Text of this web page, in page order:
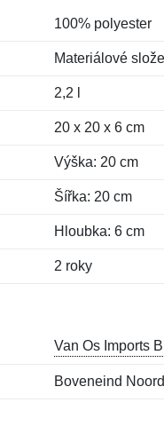
100% polyester
Materiálové
2,2 l
20 x 20 x 6 cm
Výška: 20 cm
Šířka: 20 cm
Hloubka: 6 cm
2 roky
Van Os Imports
Boveneind